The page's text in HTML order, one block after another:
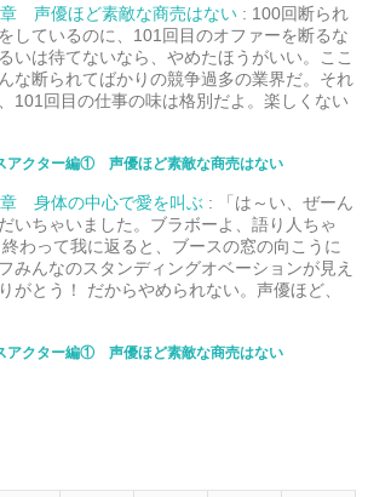
声優ほど素敵な商売はない : 100回断られ
しているのに、101回目のオファーを断るな
いは待てないなら、やめたほうがいい。ここ
な断られてばかりの競争過多の業界だ。それ
101回目の仕事の味は格別だよ。楽しくない
クター編① 声優ほど素敵な商売はない
身体の中心で愛を叫ぶ :
「は～い、ぜーん
いちゃいました。ブラボーよ、語り人ちゃ
わって我に返ると、ブースの窓の向こうに
みんなのスタンディングオベーションが見え
がとう！ だからやめられない。声優ほど、
クター編① 声優ほど素敵な商売はない